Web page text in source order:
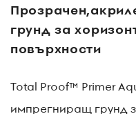
грунд за
повърхности
Total Proof™ Primer
импрегниращ грунд